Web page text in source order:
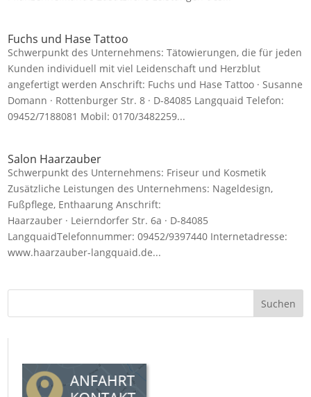
Fuchs und Hase Tattoo
Schwerpunkt des Unternehmens: Tätowierungen, die für jeden
Kunden individuell mit viel Leidenschaft und Herzblut
angefertigt werden Anschrift: Fuchs und Hase Tattoo · Susanne
Domann · Rottenburger Str. 8 · D-84085 Langquaid Telefon:
09452/7188081 Mobil: 0170/3482259...
Salon Haarzauber
Schwerpunkt des Unternehmens: Friseur und Kosmetik
Zusätzliche Leistungen des Unternehmens: Nageldesign,
Fußpflege, Enthaarung Anschrift:
Haarzauber · Leierndorfer Str. 6a · D-84085
LangquaidTelefonnummer: 09452/9397440 Internetadresse:
www.haarzauber-langquaid.de...